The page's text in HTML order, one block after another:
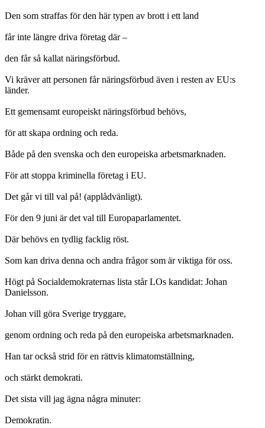
Den som straffas för den här typen av brott i ett land
får inte längre driva företag där –
den får så kallat näringsförbud.
Vi kräver att personen får näringsförbud även i resten av EU:s
länder.
Ett gemensamt europeiskt näringsförbud behövs,
för att skapa ordning och reda.
Både på den svenska och den europeiska arbetsmarknaden.
För att stoppa kriminella företag i EU.
Det går vi till val på! (applådvänligt).
För den 9 juni är det val till Europaparlamentet.
Där behövs en tydlig facklig röst.
Som kan driva denna och andra frågor som är viktiga för oss.
Högt på Socialdemokraternas lista står LOs kandidat: Johan
Danielsson.
Johan vill göra Sverige tryggare,
genom ordning och reda på den europeiska arbetsmarknaden.
Han tar också strid för en rättvis klimatomställning,
och stärkt demokrati.
Det sista vill jag ägna några minuter:
Demokratin.